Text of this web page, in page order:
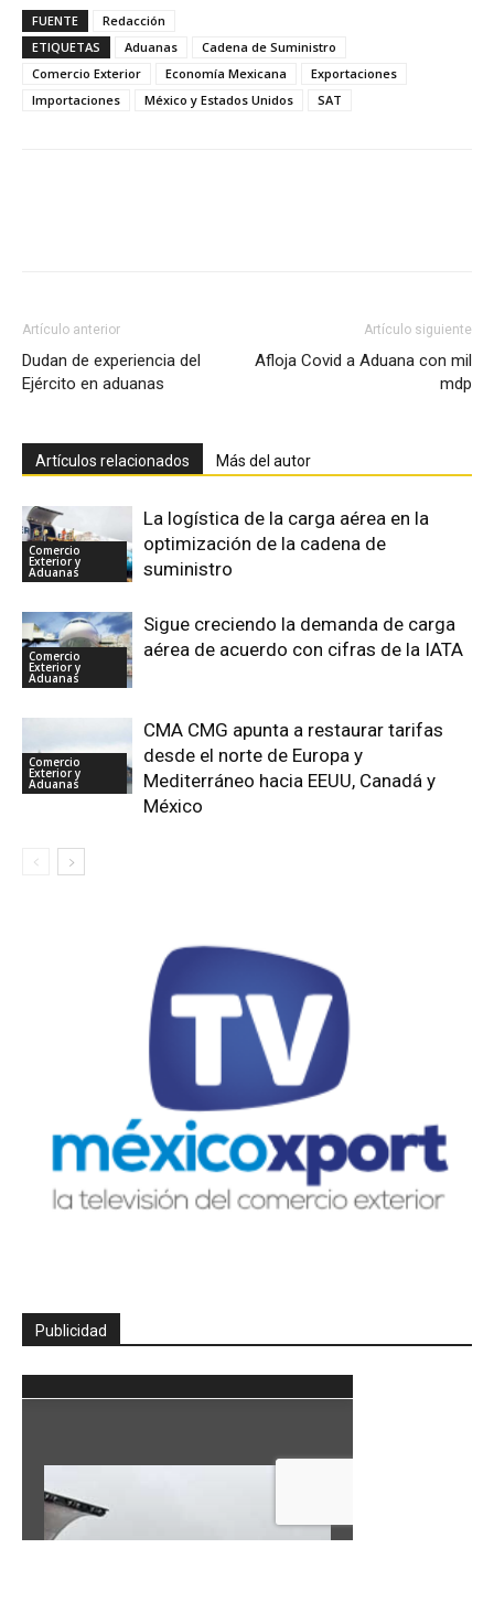
FUENTE
Redacción
ETIQUETAS
Aduanas
Cadena de Suministro
Comercio Exterior
Economía Mexicana
Exportaciones
Importaciones
México y Estados Unidos SAT
Artículo anterior
Dudan de experiencia del
Ejército en aduanas
Artículo siguiente
Afloja Covid a Aduana con mil
mdp
Artículos relacionados Más del autor
Comercio
Exterior y
Aduanas
La logística de la carga aérea en la
optimización de la cadena de
suministro
Comercio
Exterior y
Aduanas
Sigue creciendo la demanda de carga
aérea de acuerdo con cifras de la IATA
Comercio
Exterior y
Aduanas
CMA CMG apunta a restaurar tarifas
desde el norte de Europa y
Mediterráneo hacia EEUU, Canadá y
México
Publicidad